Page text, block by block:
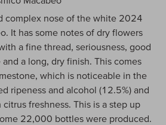
complex nose of the white 2024
It has some notes of dry flowers
a fine thread, seriousness, good
a long, dry finish. This comes
which is noticeable in the
ripeness and alcohol (12.5%) and
freshness. This is a step up
22,000 bottles were produced.